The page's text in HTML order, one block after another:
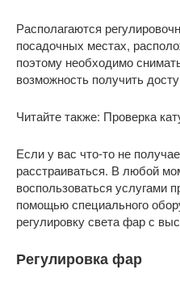
Располагаются
посадочных местах,
поэтому необходимо
возможность получить
Читайте также: Проверка
Если у вас что-то не
расстраиваться. В любой
воспользоваться услугами
помощью специального
регулировку света фар с
Регулировка фар